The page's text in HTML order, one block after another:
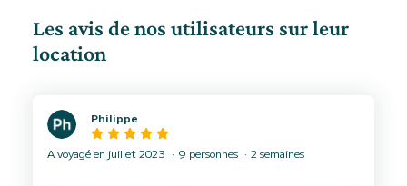
Les avis de nos utilisateurs sur leur
location
Philippe
A voyagé en juillet 2023 9 personnes 2 semaines